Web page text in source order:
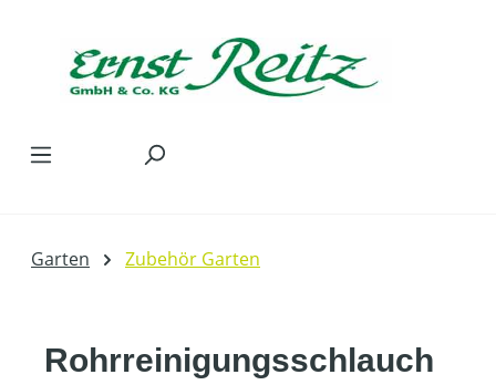
Garten Zubehör Garten
Rohrreinigungsschlauch